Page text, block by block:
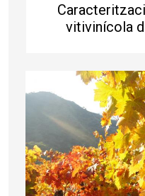
vitivinícola